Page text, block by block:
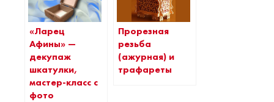
«Ларец
Афины» —
декупаж
шкатулки,
мастер-класс с
фото
Прорезная
резьба
(ажурная) и
трафареты